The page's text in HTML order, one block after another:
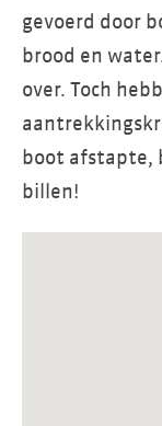
gevoerd door
brood en
over. Toch
boot afstapte,
billen!